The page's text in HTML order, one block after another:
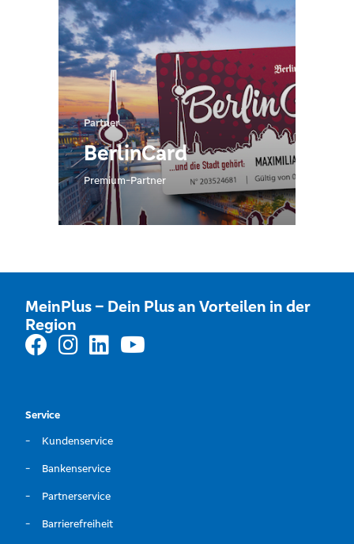
Partner
BerlinCard
Premium-Partner
MeinPlus – Dein Plus an Vorteilen in der
Region
Service
Kundenservice
Bankenservice
Partnerservice
Barrierefreiheit